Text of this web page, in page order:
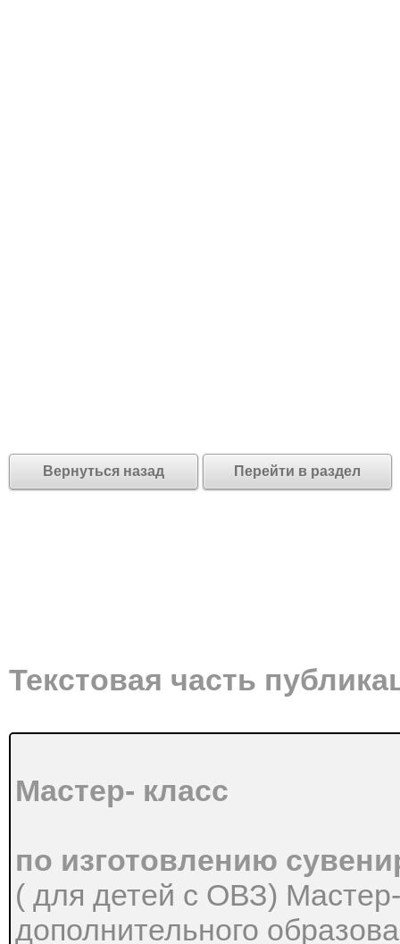
Вернуться назад Перейти в раздел
Текстовая часть
Мастер- класс
по изготовлению
( для детей с ОВЗ)
дополнительного